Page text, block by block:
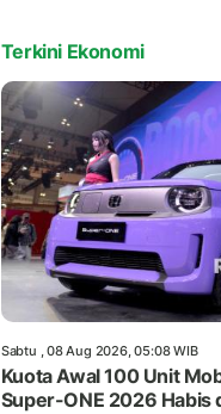
Terkini Ekonomi
Sabtu , 08 Aug 2026, 05:08 WIB
Kuota Awal 100 Unit
Super-ONE 2026 Habis